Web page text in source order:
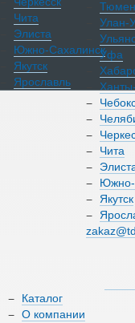
Чита
Элиста
Южно-Сахалинск
Якутск
Ярославль
О компании
Документы
Тендер
Улан-
Уфа
Чита
Южно-
Якутск
Каталог
О компании